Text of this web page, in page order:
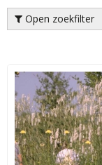
Open zoekfilter